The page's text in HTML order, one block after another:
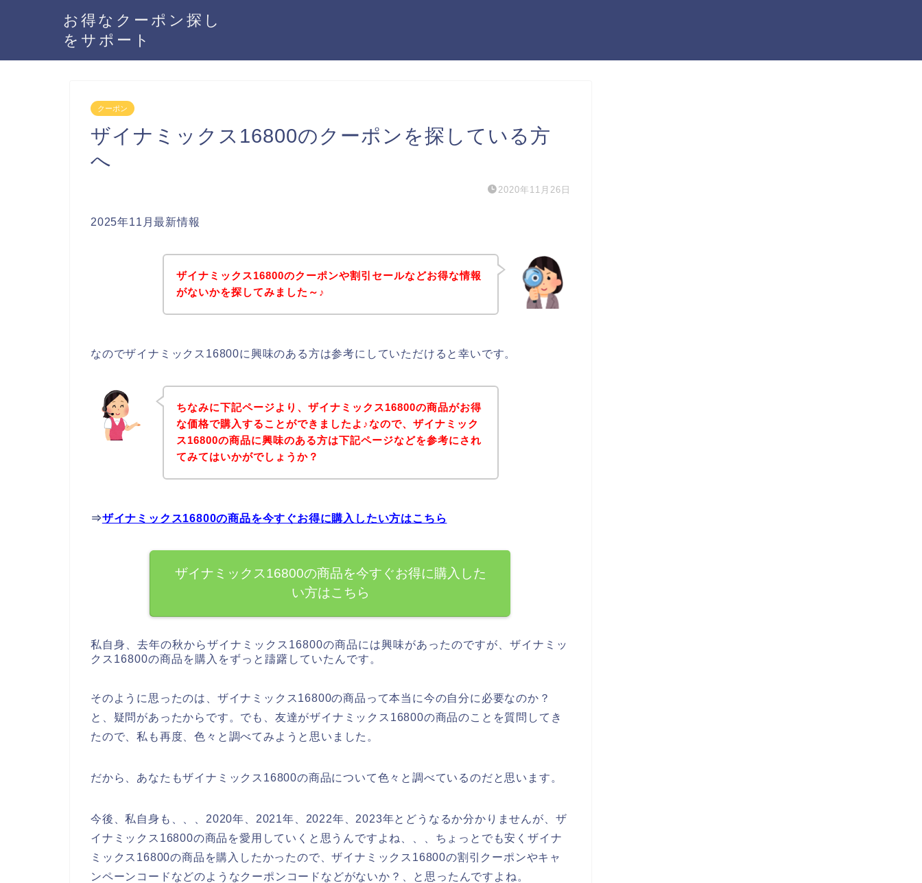
お得なクーポン探し
をサポート
クーポン
ザイナミックス16800のクーポンを探している方
へ
2020年11月26日
2025年11月最新情報
ザイナミックス16800のクーポンや割引セールなどお得な情報
がないかを探してみました～♪
なのでザイナミックス16800に興味のある方は参考にしていただけると幸いです。
ちなみに下記ページより、ザイナミックス16800の商品がお得
な価格で購入することができましたよ♪なので、ザイナミック
ス16800の商品に興味のある方は下記ページなどを参考にされ
てみてはいかがでしょうか？
⇒ザイナミックス16800の商品を今すぐお得に購入したい方はこちら
ザイナミックス16800の商品を今すぐお得に購入した
い方はこちら
私自身、去年の秋からザイナミックス16800の商品には興味があったのですが、ザイナミッ
クス16800の商品を購入をずっと躊躇していたんです。
そのように思ったのは、ザイナミックス16800の商品って本当に今の自分に必要なのか？
と、疑問があったからです。でも、友達がザイナミックス16800の商品のことを質問してき
たので、私も再度、色々と調べてみようと思いました。
だから、あなたもザイナミックス16800の商品について色々と調べているのだと思います。
今後、私自身も、、、2020年、2021年、2022年、2023年とどうなるか分かりませんが、ザ
イナミックス16800の商品を愛用していくと思うんですよね、、、ちょっとでも安くザイナ
ミックス16800の商品を購入したかったので、ザイナミックス16800の割引クーポンやキャ
ンペーンコードなどのようなクーポンコードなどがないか？、と思ったんですよね。